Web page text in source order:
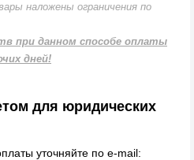
наложены ограничения по
при данном способе оплаты
дней!
для юридических
уточняйте по e-mail: